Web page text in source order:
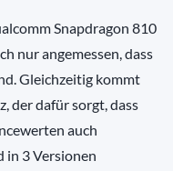
Snapdragon 810
nur angemessen, dass
Gleichzeitig kommt
der dafür sorgt, dass
auch
in 3 Versionen